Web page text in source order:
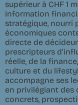
supérieur à CHF 1
information
stratégique, nourri
économiques
directe de
prescripteurs
réelle, de la
culture et du
accompagne ses
en privilégiant des
concrets,